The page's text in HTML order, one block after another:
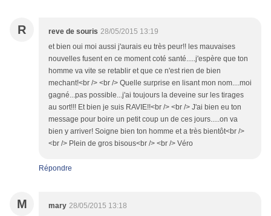
R reve de souris 28/05/2015 13:19
et bien oui moi aussi j'aurais eu très peur!! les mauvaises
nouvelles fusent en ce moment coté santé.....j'espère que ton
homme va vite se retablir et que ce n'est rien de bien
mechant!<br /> <br /> Quelle surprise en lisant mon nom....moi
gagné...pas possible...j'ai toujours la deveine sur les tirages
au sort!!! Et bien je suis RAVIE!!<br /> <br /> J'ai bien eu ton
message pour boire un petit coup un de ces jours.....on va
bien y arriver! Soigne bien ton homme et a très bientôt<br />
<br /> Plein de gros bisous<br /> <br /> Véro
Répondre
M mary 28/05/2015 13:18